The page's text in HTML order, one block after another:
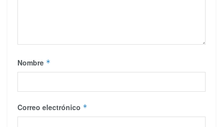
Nombre *
Correo electrónico *